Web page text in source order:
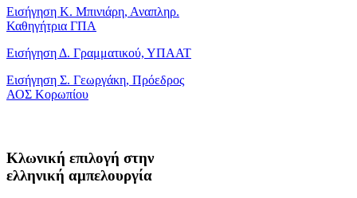
Εισήγηση Κ. Μπινιάρη, Αναπληρ.
Καθηγήτρια ΓΠΑ
Εισήγηση Δ. Γραμματικού, ΥΠΑΑΤ
Εισήγηση Σ. Γεωργάκη, Πρόεδρος
ΑΟΣ Κορωπίου
Κλωνική επιλογή στην
ελληνική αμπελουργία